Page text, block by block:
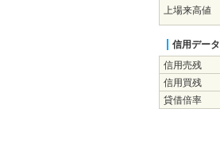
上場来高値
信用データ
信用売残
信用買残
貸借倍率